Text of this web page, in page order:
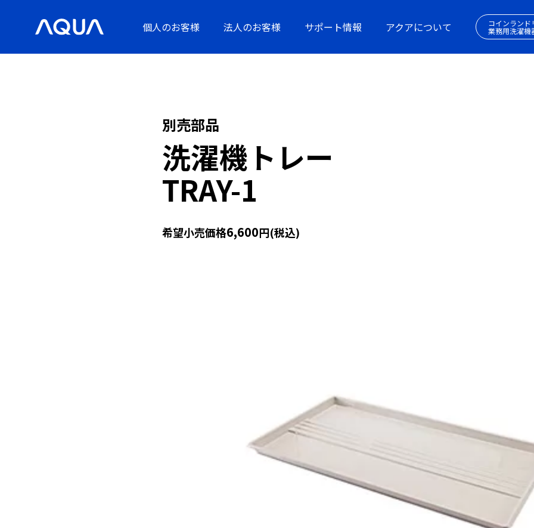
個人のお客様 法人のお客様 サポート情報 アクアについて コインランド
業務用洗濯機
別売部品
洗濯機トレー
TRAY-1
希望小売価格6,600円(税込)